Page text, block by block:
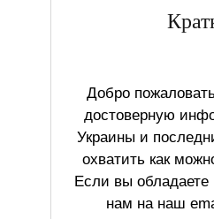
Добро
достоверную
Украины и
охватить как
Если вы обладаете
нам на наш